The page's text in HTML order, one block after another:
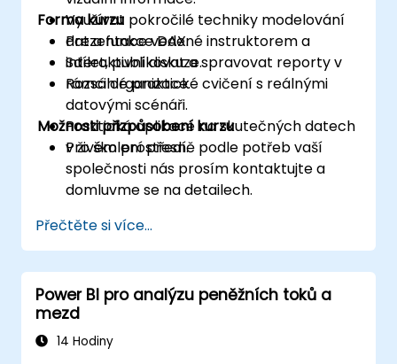
Využívat pokročilé techniky modelování
dat a funkce DAX.
Sdílet, publikovat a spravovat reporty v
rámci organizace.
Forma kurzu
Prezentace vedené instruktorem a
interaktivní diskuze.
Rozsáhlé praktické cvičení s reálnými
datovými scénáři.
Praktická aplikace na skutečných datech
v živém prostředí.
Možnosti přizpůsobení kurzu
Pro školení přesně podle potřeb vaší
společnosti nás prosím kontaktujte a
domluvme se na detailech.
Přečtěte si více...
Power BI pro analýzu peněžních toků a
mezd
14 Hodiny